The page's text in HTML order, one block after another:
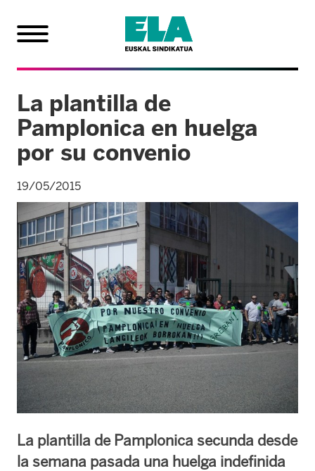
La plantilla de
Pamplonica en huelga
por su convenio
19/05/2015
La plantilla de Pamplonica secunda desde
la semana pasada una huelga indefinida